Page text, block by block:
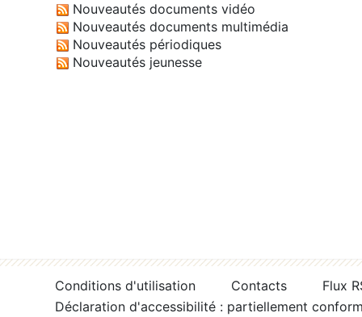
Nouveautés documents vidéo
Nouveautés documents multimédia
Nouveautés périodiques
Nouveautés jeunesse
Conditions d'utilisation Contacts
Flux
Déclaration d'accessibilité : partiellement